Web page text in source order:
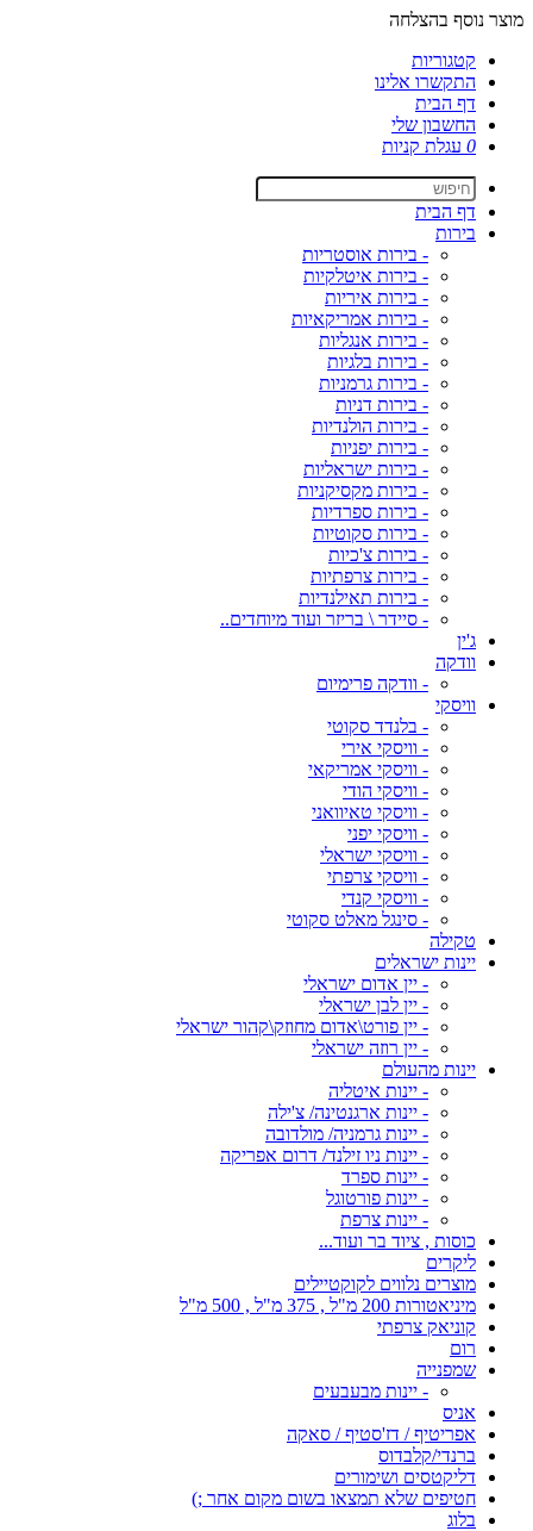
מוצר נוסף בהצלחה
קטגוריות
התקשרו אלינו
דף הבית
החשבון שלי
0 עגלת קניות
דף הבית
בירות
- בירות אוסטריות
- בירות איטלקיות
- בירות איריות
- בירות אמריקאיות
- בירות אנגליות
- בירות בלגיות
- בירות גרמניות
- בירות דניות
- בירות הולנדיות
- בירות יפניות
- בירות ישראליות
- בירות מקסיקניות
- בירות ספרדיות
- בירות סקוטיות
- בירות צ'כיות
- בירות צרפתיות
- בירות תאילנדיות
- סיידר \ בריזר ועוד מיוחדים..
ג'ין
וודקה
- וודקה פרימיום
וויסקי
- בלנדד סקוטי
- וויסקי אירי
- וויסקי אמריקאי
- וויסקי הודי
- וויסקי טאיוואני
- וויסקי יפני
- וויסקי ישראלי
- וויסקי צרפתי
- וויסקי קנדי
- סינגל מאלט סקוטי
טקילה
יינות ישראלים
- יין אדום ישראלי
- יין לבן ישראלי
- יין פורט\אדום מחוזק\קהור ישראלי
- יין רוזה ישראלי
יינות מהעולם
- יינות איטליה
- יינות ארגנטינה/ צ'ילה
- יינות גרמניה/ מולדובה
- יינות ניו זילנד/ דרום אפריקה
- יינות ספרד
- יינות פורטוגל
- יינות צרפת
כוסות , ציוד בר ועוד...
ליקרים
מוצרים נלווים לקוקטיילים
מיניאטורות 200 מ"ל , 375 מ"ל , 500 מ"ל
קוניאק צרפתי
רום
שמפנייה
- יינות מבעבעים
אניס
אפריטיף / דז'סטיף / סאקה
ברנדי/קלבדוס
דליקטסים ושימורים
חטיפים שלא תמצאו בשום מקום אחר ;)
בלוג